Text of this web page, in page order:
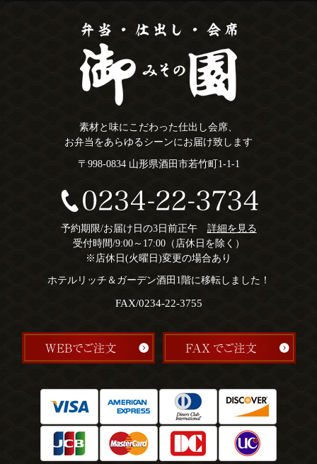
素材と味にこだわった仕出し会席、
お弁当をあらゆるシーンにお届け致します
〒998-0834 山形県酒田市若竹町1-1-1
予約期限/お届け日の3日前正午 詳細を見る
受付時間/9:00～17:00（店休日を除く）
※店休日(火曜日)変更の場合あり
ホテルリッチ＆ガーデン酒田1階に移転しました！
FAX/0234-22-3755